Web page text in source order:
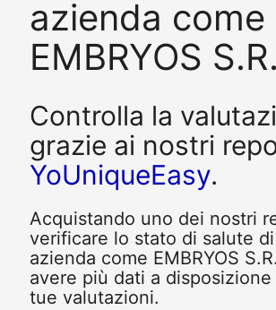
azienda come
EMBRYOS
Controlla la
grazie ai nostri
YoUniqueEasy.
Acquistando uno dei nostri
verificare lo stato di salute
azienda come EMBRYOS
avere più dati a
tue valutazioni.